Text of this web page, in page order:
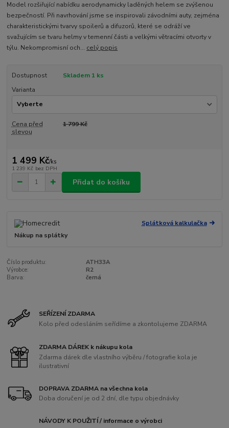
Model rozšiřující nabídku aerodynamicky laděných helem se zvýšenou
bezpečností. Při navrhování jsme se inspirovali závodními auty, zejména
charakteristickými tvarvy spoilerů a difuzorů, které se odráží ve
svažujícím se tvaru helmy v temenní části a velkými větracími otvorty v
týlu. Nekompromisní och... celý popis
Dostupnost
Skladem 1 ks
Varianta
Cena před
slevou
1 799 Kč
1 499 Kč/ks
1 239 Kč bez DPH
Přidat do košíku
Splátková kalkulačka
Nákup na splátky
Číslo produktu:
ATH33A
Výrobce:
R2
Barva:
černá
SEŘÍZENÍ ZDARMA
Kolo před odesláním seřídíme a zkontolujeme ZDARMA
ZDARMA DÁREK k nákupu kola
Zdarma dárek dle vlastního výběru / fotografie kola je
ilustrativní
DOPRAVA ZDARMA na všechna kola
Doba doručení je od 2 dní, dle typu objednávky
NÁVODY K POUŽITÍ / informace o výrobci